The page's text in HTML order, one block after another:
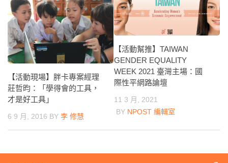
【活動現場】胖卡專案經理
莊哲昀：「學得會的工具，
才是好工具」
6 9 月, 2016 BY 李 修慧
【活動幫推】TAIWAN
GENDER EQUALITY
WEEK​​ 2021 臺灣主場：國
際性平網路論壇
11 3 月, 2021
BY NPOST 編輯室